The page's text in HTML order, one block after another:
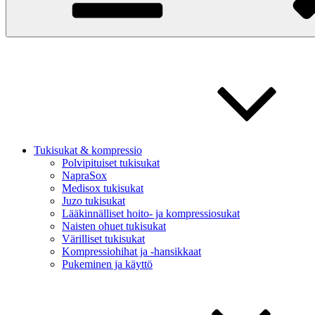
Tukisukat & kompressio
Polvipituiset tukisukat
NapraSox
Medisox tukisukat
Juzo tukisukat
Lääkinnälliset hoito- ja kompressiosukat
Naisten ohuet tukisukat
Värilliset tukisukat
Kompressiohihat ja -hansikkaat
Pukeminen ja käyttö